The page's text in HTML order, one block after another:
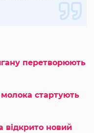
перетворюють
стартують
відкрито новий